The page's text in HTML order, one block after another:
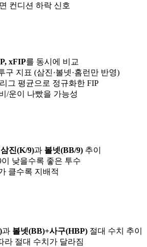
컨디션 하락 신호
xFIP를 동시에 비교
구 지표 (삼진·볼넷·홈런만 반영)
그 평균으로 정규화한 FIP
/운이 나빴을 가능성
진(K/9)과 볼넷(BB/9) 추이
낮을수록 좋은 투수
클수록 지배적
과 볼넷(BB)+사구(HBP) 절대 수치 추이
라 절대 수치가 달라짐